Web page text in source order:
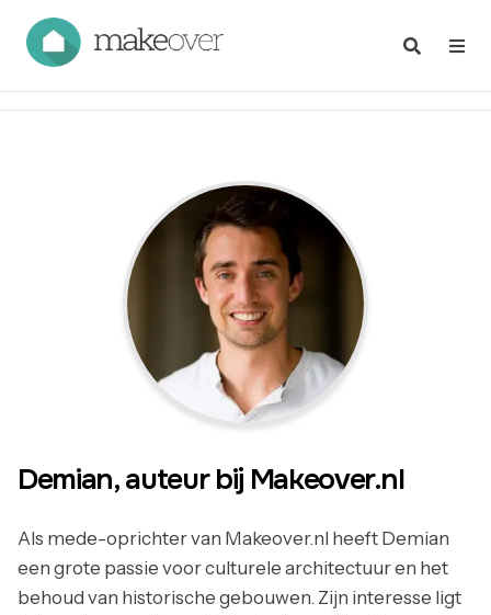
Demian, auteur bij Makeover.nl
Als mede-oprichter van Makeover.nl heeft Demian
een grote passie voor culturele architectuur en het
behoud van historische gebouwen. Zijn interesse ligt